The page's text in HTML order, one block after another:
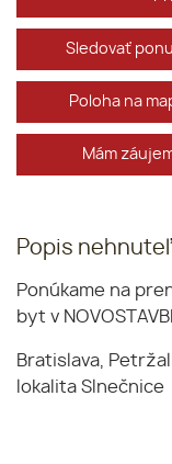
Sledovať
Poloha na
Mám
Popis
Ponúkame na
byt v
Bratislava,
lokalita Slnečnice